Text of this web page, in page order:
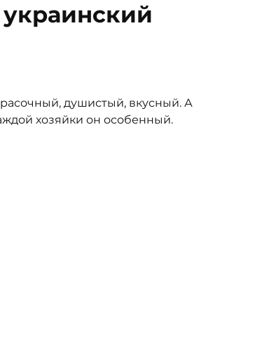
душистый, вкусный. А
хозяйки он особенный.